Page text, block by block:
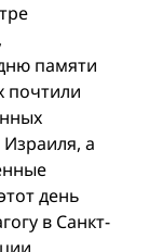
памяти
почтили
а
день
в Санкт-